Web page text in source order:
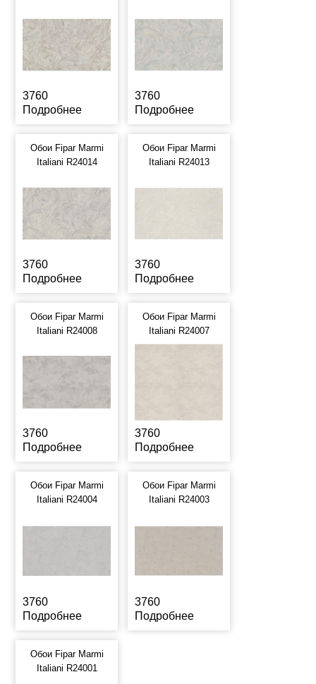
3760
Подробнее
3760
Подробнее
Обои Fipar Marmi
Italiani R24014
3760
Подробнее
Обои Fipar Marmi
Italiani R24013
3760
Подробнее
Обои Fipar Marmi
Italiani R24008
3760
Подробнее
Обои Fipar Marmi
Italiani R24007
3760
Подробнее
Обои Fipar Marmi
Italiani R24004
3760
Подробнее
Обои Fipar Marmi
Italiani R24003
3760
Подробнее
Обои Fipar Marmi
Italiani R24001